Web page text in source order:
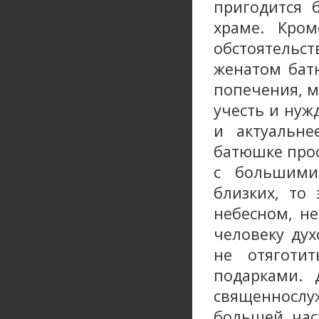
храме.
женатом
попечения,
учесть и
и
батюшке
с
близких, то
небесном,
человеку
не
подарками.